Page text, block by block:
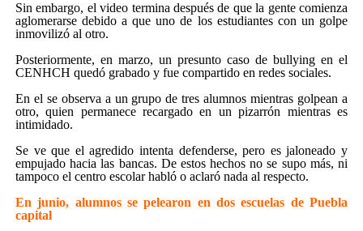
Sin embargo, el video termina después de que la gente comienza
aglomerarse debido a que uno de los estudiantes con un golpe
inmovilizó al otro.
Posteriormente, en marzo, un presunto caso de bullying en el
CENHCH quedó grabado y fue compartido en redes sociales.
En el se observa a un grupo de tres alumnos mientras golpean a
otro, quien permanece recargado en un pizarrón mientras es
intimidado.
Se ve que el agredido intenta defenderse, pero es jaloneado y
empujado hacia las bancas. De estos hechos no se supo más, ni
tampoco el centro escolar habló o aclaró nada al respecto.
En junio, alumnos se pelearon en dos escuelas de Puebla
capital